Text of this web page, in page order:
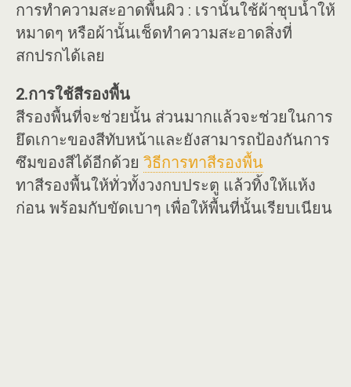
การทำความสะอาดพื้นผิว : เรานั้นใช้ผ้าชุบน้ำให้
หมาดๆ หรือผ้านั้นเช็ดทำความสะอาดสิ่งที่
สกปรกได้เลย
2.การใช้สีรองพื้น
สีรองพื้นที่จะช่วยนั้น ส่วนมากแล้วจะช่วยในการ
ยึดเกาะของสีทับหน้าและยังสามารถป้องกันการ
ซึมของสีได้อีกด้วย วิธีการทาสีรองพื้น
ทาสีรองพื้นให้ทั่วทั้งวงกบประตู แล้วทิ้งให้แห้ง
ก่อน พร้อมกับขัดเบาๆ เพื่อให้พื้นที่นั้นเรียบเนียน